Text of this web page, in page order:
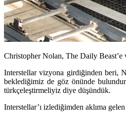
Christopher Nolan, The Daily Beast’e
Interstellar vizyona girdiğinden beri,
beklediğimiz de göz önünde
türkçeleştirmeliyiz diye düşündük.
Interstellar’ı izlediğimden aklıma